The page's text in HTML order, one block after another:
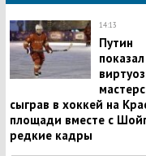
14:13
Путин
показал
сыграв в хоккей на
площади вместе с
редкие кадры